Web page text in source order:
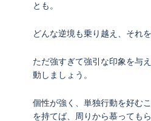
とも。
どんな逆境も乗り越え、それ
ただ強すぎて強引な印象を与
動しましょう。
個性が強く、単独行動を好む
を持てば、周りから慕っても